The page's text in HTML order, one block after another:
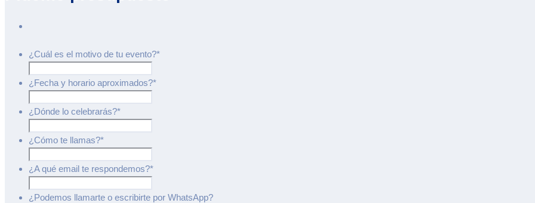
¿Cuál es el motivo de tu evento?*
¿Fecha y horario aproximados?*
¿Dónde lo celebrarás?*
¿Cómo te llamas?*
¿A qué email te respondemos?*
¿Podemos llamarte o escribirte por WhatsApp?